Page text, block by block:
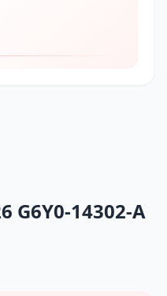
G6Y0-14302-A